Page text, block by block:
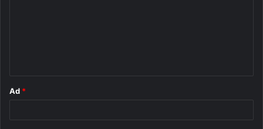
Ad *